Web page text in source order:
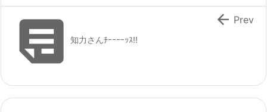
知力さんﾁｰｰｰｰｯｽ!!
 Prev